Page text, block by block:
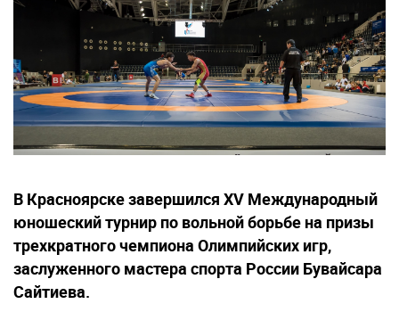
В Красноярске завершился XV Международный
юношеский турнир по вольной борьбе на призы
трехкратного чемпиона Олимпийских игр,
заслуженного мастера спорта России Бувайсара
Сайтиева.